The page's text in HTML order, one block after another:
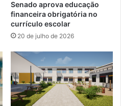
Senado aprova educação
financeira obrigatória no
currículo escolar
20 de julho de 2026